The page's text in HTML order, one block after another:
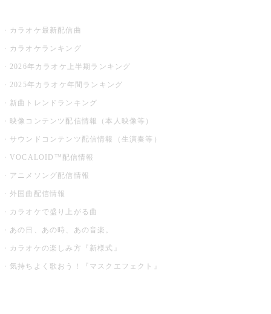
カラオケ最新配信曲
カラオケランキング
2026年カラオケ上半期ランキング
2025年カラオケ年間ランキング
新曲トレンドランキング
映像コンテンツ配信情報（本人映像等）
サウンドコンテンツ配信情報（生演奏等）
VOCALOID™配信情報
アニメソング配信情報
外国曲配信情報
カラオケで盛り上がる曲
あの日、あの時、あの音楽。
カラオケの楽しみ方『新様式』
気持ちよく歌おう！『マスクエフェクト』